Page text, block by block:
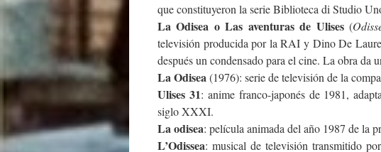
que constituyeron la serie Biblioteca di Studio
La Odisea o Las aventuras de Ulises(
televisión producida por la RAI y Dino De
después un condensado para el cine. La obra da
La Odisea(1976): serie de televisión de la
Ulises 31: anime franco-japonés de 1981,
siglo XXXI.
La odisea: película animada del año 1987 de la
L’Odissea: musical de televisión transmitido